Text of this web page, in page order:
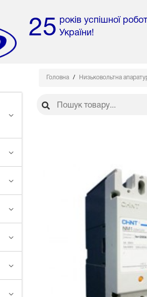
25 років успішної
України!
Головна Низьковольтна